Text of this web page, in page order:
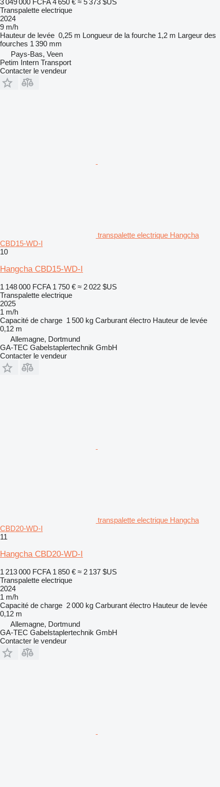
Transpalette electrique
2024
9 m/h
Hauteur de levée 0,25 m Longueur de la fourche 1,2 m Largeur des
fourches 1 390 mm
Pays-Bas, Veen
Petim Intern Transport
Contacter le vendeur
transpalette electrique Hangcha
CBD15-WD-I
10
Hangcha CBD15-WD-I
1 148 000 FCFA 1 750 € ≈ 2 022 $US
Transpalette electrique
2025
1 m/h
Capacité de charge 1 500 kg Carburant électro Hauteur de levée
0,12 m
Allemagne, Dortmund
GA-TEC Gabelstaplertechnik GmbH
Contacter le vendeur
transpalette electrique Hangcha
CBD20-WD-I
11
Hangcha CBD20-WD-I
1 213 000 FCFA 1 850 € ≈ 2 137 $US
Transpalette electrique
2024
1 m/h
Capacité de charge 2 000 kg Carburant électro Hauteur de levée
0,12 m
Allemagne, Dortmund
GA-TEC Gabelstaplertechnik GmbH
Contacter le vendeur